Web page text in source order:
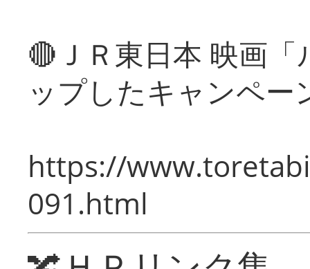
🔴ＪＲ東日本 映画
ップしたキャンペー
https://
091.html